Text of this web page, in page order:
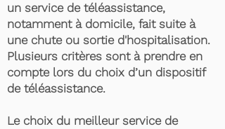
un service de téléassistance,
notamment à domicile, fait suite à
une chute ou sortie d'hospitalisation.
Plusieurs critères sont à prendre en
compte lors du choix d’un dispositif
de téléassistance.
Le choix du meilleur service de